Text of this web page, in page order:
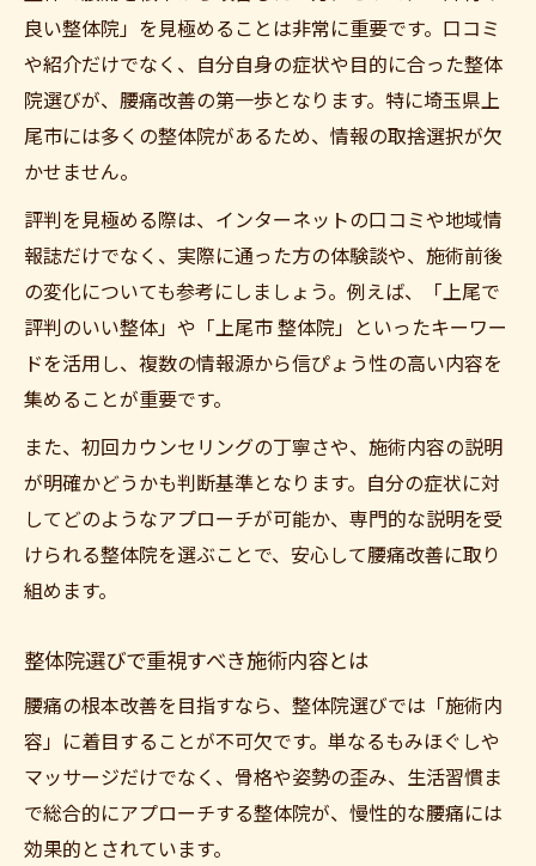
良い整体院」を見極めることは非常に重要です。口コミ
や紹介だけでなく、自分自身の症状や目的に合った整体
院選びが、腰痛改善の第一歩となります。特に埼玉県上
尾市には多くの整体院があるため、情報の取捨選択が欠
かせません。
評判を見極める際は、インターネットの口コミや地域情
報誌だけでなく、実際に通った方の体験談や、施術前後
の変化についても参考にしましょう。例えば、「上尾で
評判のいい整体」や「上尾市 整体院」といったキーワー
ドを活用し、複数の情報源から信ぴょう性の高い内容を
集めることが重要です。
また、初回カウンセリングの丁寧さや、施術内容の説明
が明確かどうかも判断基準となります。自分の症状に対
してどのようなアプローチが可能か、専門的な説明を受
けられる整体院を選ぶことで、安心して腰痛改善に取り
組めます。
整体院選びで重視すべき施術内容とは
腰痛の根本改善を目指すなら、整体院選びでは「施術内
容」に着目することが不可欠です。単なるもみほぐしや
マッサージだけでなく、骨格や姿勢の歪み、生活習慣ま
で総合的にアプローチする整体院が、慢性的な腰痛には
効果的とされています。